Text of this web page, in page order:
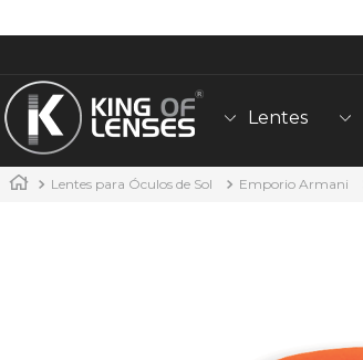
Lentes
Lentes para Óculos de Sol Emporio Armani